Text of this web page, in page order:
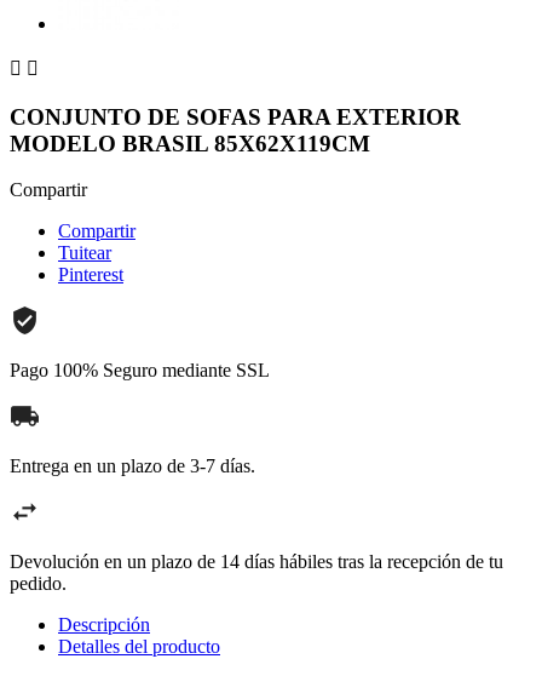
 
CONJUNTO DE SOFAS PARA EXTERIOR
MODELO BRASIL 85X62X119CM
Compartir
Compartir
Tuitear
Pinterest
Pago 100% Seguro mediante SSL
Entrega en un plazo de 3-7 días.
Devolución en un plazo de 14 días hábiles tras la recepción de tu
pedido.
Descripción
Detalles del producto